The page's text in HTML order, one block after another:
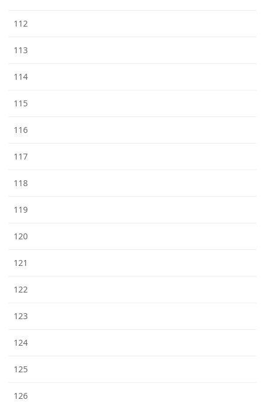
112
113
114
115
116
117
118
119
120
121
122
123
124
125
126